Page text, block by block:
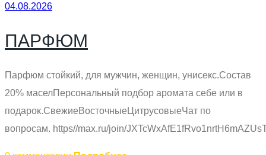
04.08.2026
ПАРФЮМ
Парфюм стойкий, для мужчин, женщин, унисекс.Состав
20% маселПерсональный подбор аромата себе или в
подарок.СвежиеВосточныеЦитрусовыеЧат по
вопросам. https//max.ru/join/